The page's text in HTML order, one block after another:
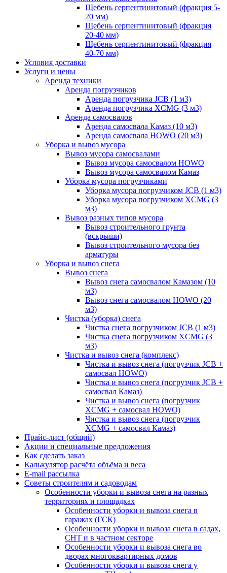
Щебень серпентинитовый (фракция 5-
20 мм)
Щебень серпентинитовый (фракция
20-40 мм)
Щебень серпентинитовый (фракция
40-70 мм)
Условия доставки
Услуги и цены
Аренда техники
Аренда погрузчиков
Аренда погрузчика JCB (1 м3)
Аренда погрузчика XCMG (3 м3)
Аренда самосвалов
Аренда самосвала Камаз (10 м3)
Аренда самосвала HOWO (20 м3)
Уборка и вывоз мусора
Вывоз мусора самосвалами
Вывоз мусора самосвалом HOWO
Вывоз мусора самосвалом Камаз
Уборка мусора погрузчиками
Уборка мусора погрузчиком JCB (1 м3)
Уборка мусора погрузчиком XCMG (3
м3)
Вывоз разных типов мусора
Вывоз строительного грунта
(вскрыши)
Вывоз строительного мусора без
арматуры
Уборка и вывоз снега
Вывоз снега
Вывоз снега самосвалом Камазом (10
м3)
Вывоз снега самосвалом HOWO (20
м3)
Чистка (уборка) снега
Чистка снега погрузчиком JCB (1 м3)
Чистка снега погрузчиком XCMG (3
м3)
Чистка и вывоз снега (комплекс)
Чистка и вывоз снега (погрузчик JCB +
самосвал HOWO)
Чистка и вывоз снега (погрузчик JCB +
самосвал Камаз)
Чистка и вывоз снега (погрузчик
XCMG + самосвал HOWO)
Чистка и вывоз снега (погрузчик
XCMG + самосвал Камаз)
Прайс-лист (общий)
Акции и специальные предложения
Как сделать заказ
Калькулятор расчёта объёма и веса
E-mail рассылка
Советы строителям и садоводам
Особенности уборки и вывоза снега на разных
территориях и площадках
Особенности уборки и вывоза снега в
гаражах (ГСК)
Особенности уборки и вывоза снега в садах,
СНТ и в частном секторе
Особенности уборки и вывоза снега во
дворах многоквартирных домов
Особенности уборки и вывоза снега у